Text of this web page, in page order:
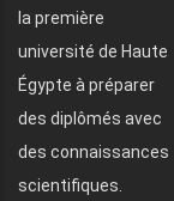
la première
université de Haute
Égypte à préparer
des diplômés avec
des connaissances
scientifiques.